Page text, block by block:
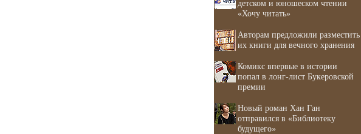
детском и юношеском чтении
«Хочу читать»
Авторам предложили разместить
их книги для вечного хранения
Комикс впервые в истории
попал в лонг-лист Букеровской
премии
Новый роман Хан Ган
отправился в «Библиотеку
будущего»